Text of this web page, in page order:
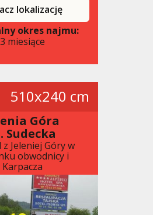
lokalizację
okres najmu:
3 miesiące
510x240 cm
Góra
Sudecka
z Jeleniej Góry w
obwodnicy i
Karpacza